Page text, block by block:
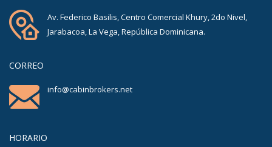
Av. Federico Basilis, Centro Comercial Khury, 2do Nivel,
Jarabacoa, La Vega, República Dominicana.
CORREO
info@cabinbrokers.net
HORARIO